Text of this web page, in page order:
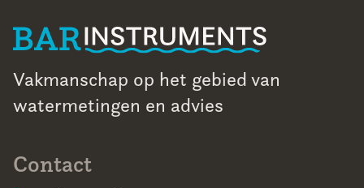
Vakmanschap op het gebied van
watermetingen en advies
Contact